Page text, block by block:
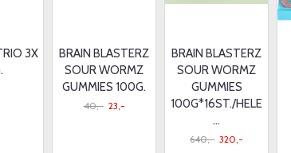
3X
BRAIN BLASTERZ
SOUR WORMZ
GUMMIES 100G.
40,- 23,-
BRAIN BLASTERZ
SOUR WORMZ
GUMMIES
100G*16ST./HELE
...
640,- 320,-